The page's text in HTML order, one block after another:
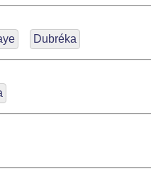
Dubréka